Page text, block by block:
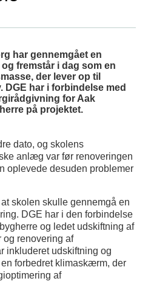
har gennemgået en
fremstår i dag som en
der lever op til
har i forbindelse med
for Aak
på projektet.
dato, og skolens
anlæg var før renoveringen
oplevede desuden problemer
skolen skulle gennemgå en
DGE har i den forbindelse
og ledet udskiftning af
og renovering af
inkluderet udskiftning og
forbedret klimaskærm, der
af